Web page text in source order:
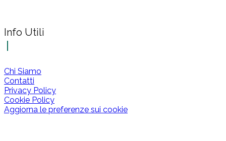
Info Utili
Chi Siamo
Contatti
Privacy Policy
Cookie Policy
Aggiorna le preferenze sui cookie